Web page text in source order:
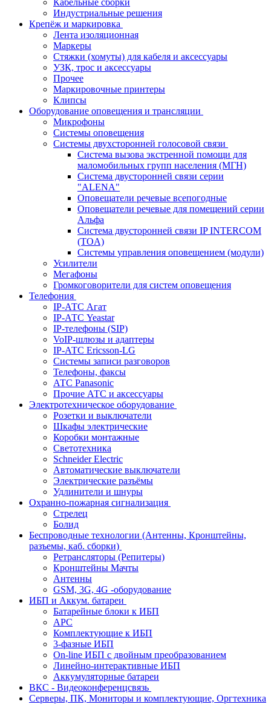
Кабельные сборки
Индустриальные решения
Крепёж и маркировка
Лента изоляционная
Маркеры
Стяжки (хомуты) для кабеля и аксессуары
УЗК, трос и аксессуары
Прочее
Маркировочные принтеры
Клипсы
Оборудование оповещения и трансляции
Микрофоны
Системы оповещения
Системы двухсторонней голосовой связи
Система вызова экстренной помощи для
маломобильных групп населения (МГН)
Система двусторонней связи серии
"ALENA"
Оповещатели речевые всепогодные
Оповещатели речевые для помещений серии
Альфа
Система двусторонней связи IP INTERCOM
(TOA)
Системы управления оповещением (модули)
Усилители
Мегафоны
Громкоговорители для систем оповещения
Телефония
IP-АТС Агат
IP-АТС Yeastar
IP-телефоны (SIP)
VoIP-шлюзы и адаптеры
IP-АТС Ericsson-LG
Системы записи разговоров
Телефоны, факсы
АТС Panasonic
Прочие АТС и аксессуары
Электротехническое оборудование
Розетки и выключатели
Шкафы электрические
Коробки монтажные
Светотехника
Schneider Electric
Автоматические выключатели
Электрические разъёмы
Удлинители и шнуры
Охранно-пожарная сигнализация
Стрелец
Болид
Беспроводные технологии (Антенны, Кронштейны,
разъемы, каб. сборки)
Ретрансляторы (Репитеры)
Кронштейны Мачты
Антенны
GSM, 3G, 4G -оборудование
ИБП и Аккум. батареи
Батарейные блоки к ИБП
APC
Комплектующие к ИБП
3-фазные ИБП
On-line ИБП с двойным преобразованием
Линейно-интерактивные ИБП
Аккумуляторные батареи
ВКС - Видеоконференцсвязь
Серверы, ПК, Мониторы и комплектующие, Оргтехника